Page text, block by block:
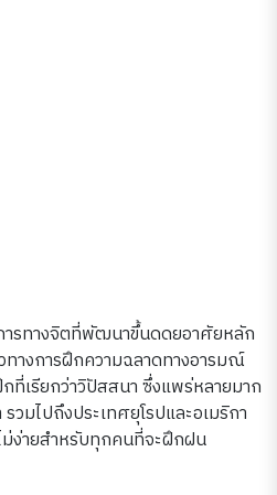
ารทางจิตที่พัฒนาขึ้นดดยอาศัยหลัก
างการฝึกความฉลาดทางอารมณ์
ที่เรียกว่าวิปัสสนา ซึ่งแพร่หลายมาก
มไปถึงประเทศยุโรปและอเมริกา
ง่ายสำหรับทุกคนที่จะฝึกฝน